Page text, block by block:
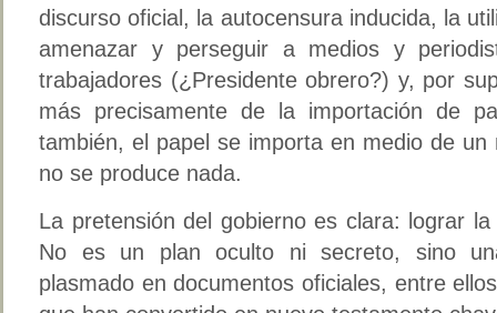
discurso oficial, la autocensura inducida, la
amenazar y perseguir a medios y
trabajadores (¿Presidente obrero?) y, por
más precisamente de la importación de
también, el papel se importa en medio de
no se produce nada.
La pretensión del gobierno es clara: lograr
No es un plan oculto ni secreto, sino
plasmado en documentos oficiales, entre